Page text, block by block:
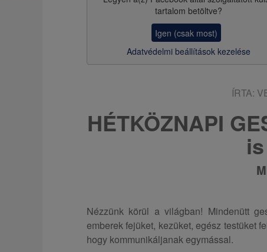
tartalom betöltve?
Igen (csak most)
Adatvédelmi beállítások kezelése
ÍRTA:
HÉTKÖZNAPI
Nézzünk körül a világban! Mindenütt
emberek fejüket, kezüket, egész testüket
hogy kommunikáljanak egymással.